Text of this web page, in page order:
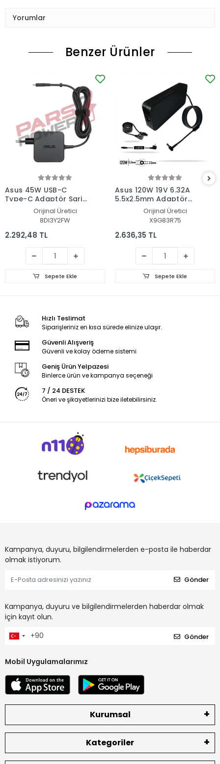
Yorumlar
Benzer Ürünler
Asus 45W USB-C
Type-C Adaptör Şarj
Aleti-CihazıOrijinal Üretici
8DI3Y2FW
2.292,48 TL
Sepete Ekle
Asus 120W 19V 6.32A
5.5x2.5mm Adaptör
Şarj Aleti-Cihazı
Orijinal Üretici
X9G83R75
2.636,35 TL
Sepete Ekle
Hızlı Teslimat
Siparişleriniz en kısa sürede elinize ulaşır.
Güvenli Alışveriş
Güvenli ve kolay ödeme sistemi
Geniş Ürün Yelpazesi
Binlerce ürün ve kampanya seçeneği
7 / 24 DESTEK
Öneri ve şikayetlerinizi bize iletebilirsiniz.
Kampanya, duyuru, bilgilendirmelerden e-posta ile haberdar
olmak istiyorum.
Gönder
Kampanya, duyuru ve bilgilendirmelerden haberdar olmak
için kayıt olun.
Gönder
Mobil Uygulamalarımız
Kurumsal
Kategoriler